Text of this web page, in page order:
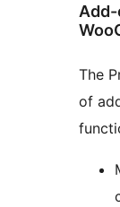
Add-
The
of